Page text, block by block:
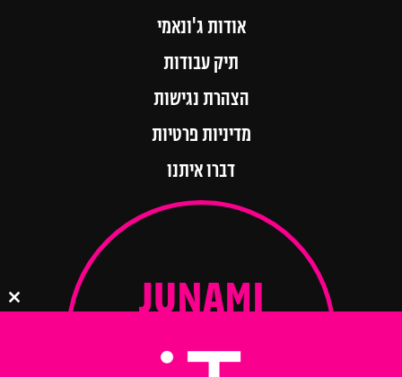
אודות ג'ונאמי
תיק עבודות
הצהרת נגישות
מדיניות פרטיות
דברו איתנו
JUNAMI